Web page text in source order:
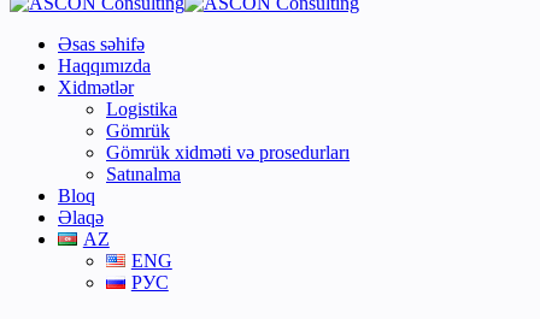
Əsas səhifə
Haqqımızda
Xidmətlər
Logistika
Gömrük
Gömrük xidməti və prosedurları
Satınalma
Bloq
Əlaqə
AZ
ENG
РУС